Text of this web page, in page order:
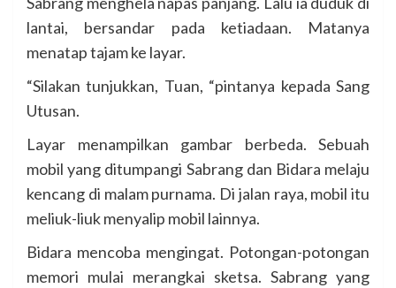
lantai, bersandar pada ketiadaan. Matanya
menatap tajam ke layar.
“Silakan tunjukkan, Tuan, “pintanya kepada Sang
Utusan.
Layar menampilkan gambar berbeda. Sebuah
mobil yang ditumpangi Sabrang dan Bidara melaju
kencang di malam purnama. Di jalan raya, mobil itu
meliuk-liuk menyalip mobil lainnya.
Bidara mencoba mengingat. Potongan-potongan
memori mulai merangkai sketsa. Sabrang yang